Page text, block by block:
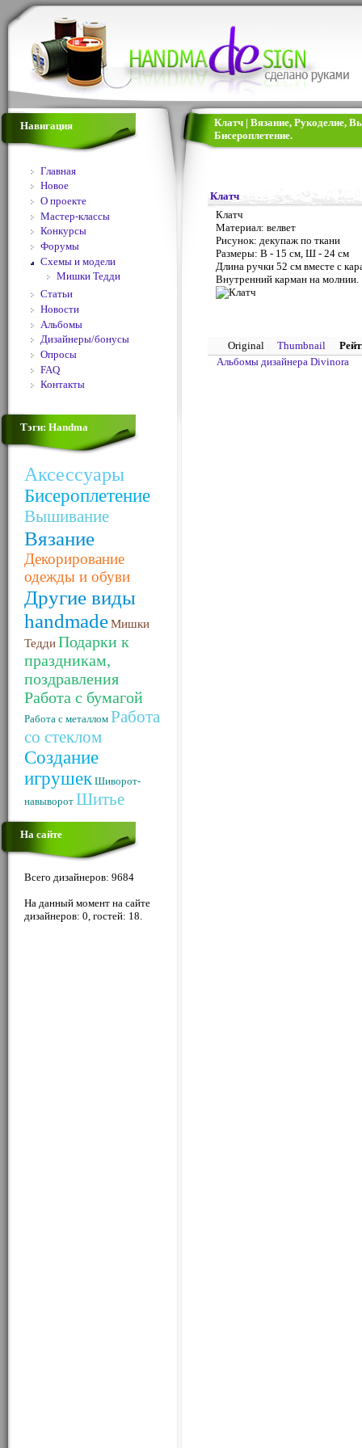
Навигация
Главная
Новое
О проекте
Мастер-классы
Конкурсы
Форумы
Схемы и модели
Мишки Тедди
Статьи
Новости
Альбомы
Дизайнеры/бонусы
Опросы
FAQ
Контакты
Тэги: Handma
Аксессуары
Бисероплетение
Вышивание
Вязание
Декорирование
одежды и обуви
Другие виды
handmadeМишки
ТеддиПодарки к
праздникам,
поздравления
Работа с бумагой
Работа с металлом Работа
со стеклом
Создание
игрушек Шиворот-
навыворот Шитье
На сайте
Всего дизайнеров: 9684
На данный момент на сайте
дизайнеров: 0, гостей: 18.
Клатч | Вязание, Рукоделие,
Бисероплетение.
Клатч
Клатч
Материал: велвет
Рисунок: декупаж по ткани
Размеры: В - 15 см, Ш - 24 см
Длина ручки 52 см вместе с
Внутренний карман на молнии.
Original Thumbnail
Альбомы дизайнера Divinora